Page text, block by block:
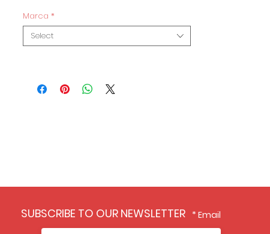
Marca *
Select
SUBSCRIBE TO OUR NEWSLETTER Email